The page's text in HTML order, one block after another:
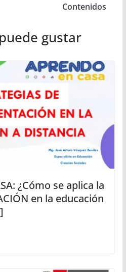
Contenidos
gustar
¿Cómo se aplica la
en la educación